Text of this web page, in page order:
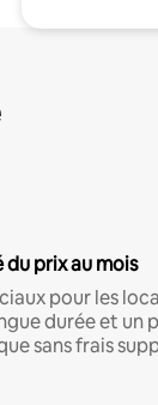
du prix au mois
pour les
durée et un
sans frais